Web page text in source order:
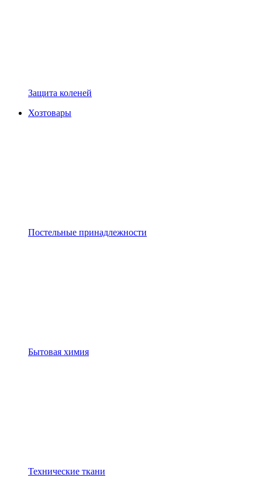
Защита коленей
Хозтовары
Постельные принадлежности
Бытовая химия
Технические ткани